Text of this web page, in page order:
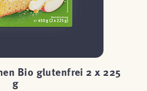
Bio glutenfrei 2 x 225
g